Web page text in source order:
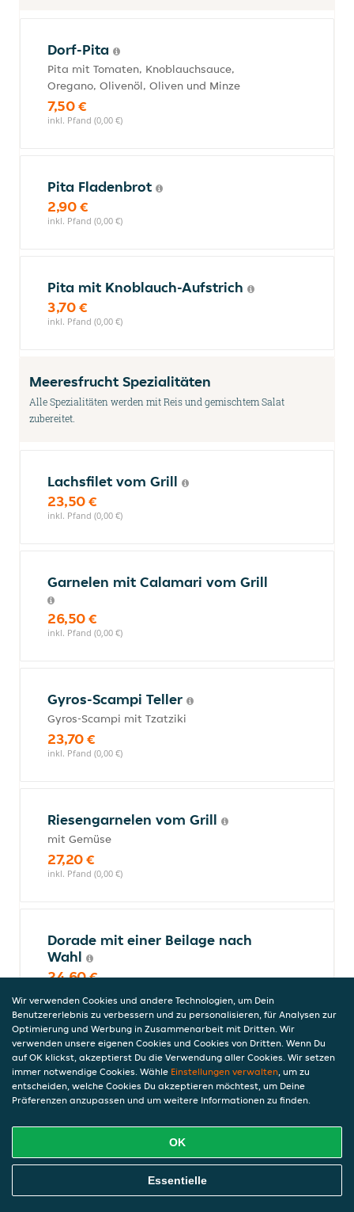
Dorf-Pita
Pita mit Tomaten, Knoblauchsauce,
Oregano, Olivenöl, Oliven und Minze
7,50 €
inkl. Pfand (0,00 €)
Pita Fladenbrot
2,90 €
inkl. Pfand (0,00 €)
Pita mit Knoblauch-Aufstrich
3,70 €
inkl. Pfand (0,00 €)
Meeresfrucht Spezialitäten
Alle Spezialitäten werden mit Reis und gemischtem Salat
zubereitet.
Lachsfilet vom Grill
23,50 €
inkl. Pfand (0,00 €)
Garnelen mit Calamari vom Grill
26,50 €
inkl. Pfand (0,00 €)
Gyros-Scampi Teller
Gyros-Scampi mit Tzatziki
23,70 €
inkl. Pfand (0,00 €)
Riesengarnelen vom Grill
mit Gemüse
27,20 €
inkl. Pfand (0,00 €)
Dorade mit einer Beilage nach
Wahl
24,60 €
Gegrillter Oktopus mit Gemüse
21,20 €
inkl. Pfand (0,00 €)
Garnelen mit Calamari
Online Essen Bestellen
Wir verwenden Cookies und andere Technologien, um Dein
Benutzererlebnis zu verbessern und zu personalisieren, für Analysen zur
Optimierung und Werbung in Zusammenarbeit mit Dritten. Wir
verwenden unsere eigenen Cookies und Cookies von Dritten. Wenn Du
auf OK klickst, akzeptierst Du die Verwendung aller Cookies. Wir setzen
immer notwendige Cookies. Wähle Einstellungen verwalten, um zu
entscheiden, welche Cookies Du akzeptieren möchtest, um Deine
Präferenzen anzupassen und um weitere Informationen zu finden.
OK
Essentielle